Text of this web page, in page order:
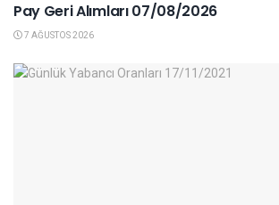
Pay Geri Alımları 07/08/2026
7 AĞUSTOS 2026